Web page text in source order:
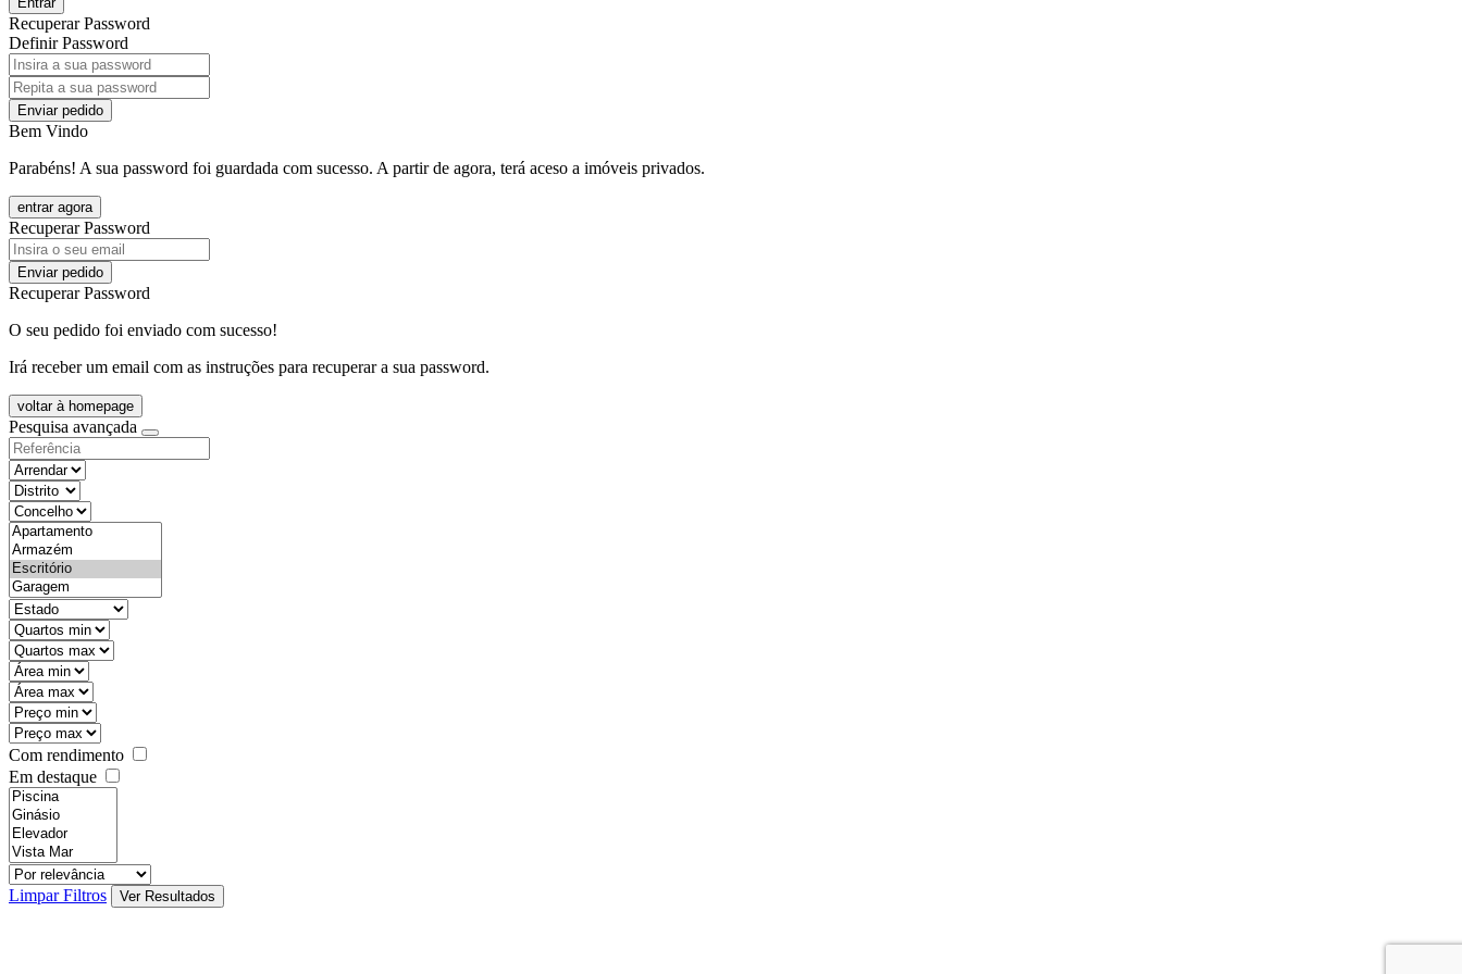
Recuperar Password
Definir Password
Enviar pedido
Bem Vindo
Parabéns! A sua password foi guardada com sucesso. A partir de agora, terá aceso a imóveis privados.
entrar agora
Recuperar Password
Enviar pedido
Recuperar Password
O seu pedido foi enviado com sucesso!
Irá receber um email com as instruções para recuperar a sua password.
voltar à homepage
Pesquisa avançada
objective
districtId
countyId
types
state
mintypo
maxtypo
minarea
maxarea
minprice
maxprice
Com rendimento
Em destaque
features
realestateOrder
Limpar Filtros
Ver Resultados